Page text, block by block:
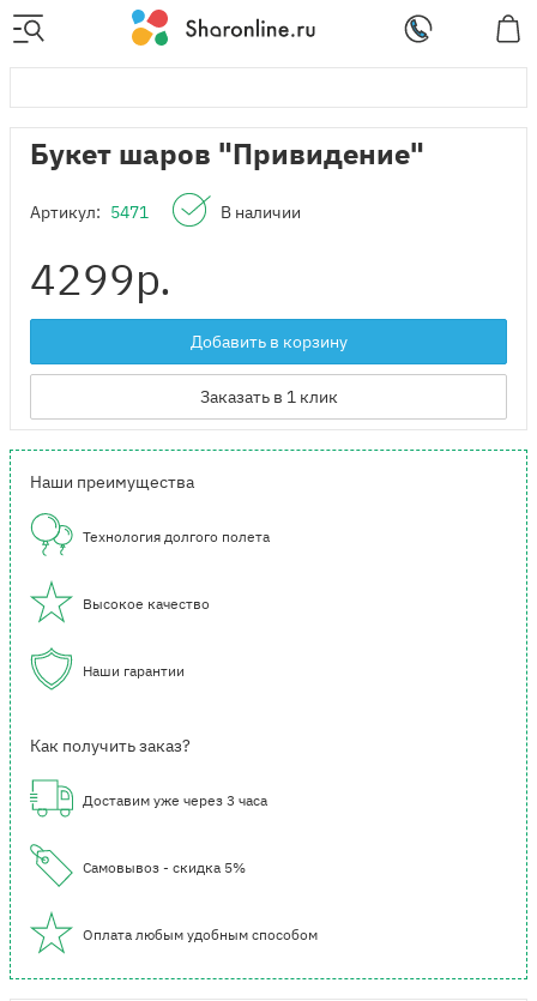
Букет шаров "Привидение"
Артикул: 5471 В наличии
4299р.
Добавить в корзину
Заказать в 1 клик
Наши преимущества
Технология долгого полета
Высокое качество
Наши гарантии
Как получить заказ?
Доставим уже через 3 часа
Самовывоз - скидка 5%
Оплата любым удобным способом